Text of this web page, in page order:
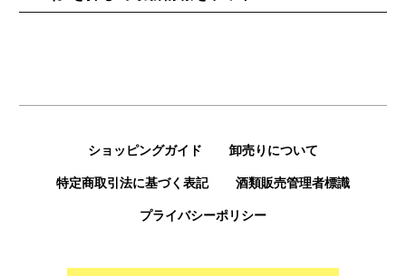
ショッピングガイド 卸売りについて
特定商取引法に基づく表記 酒類販売管理者標識
プライバシーポリシー